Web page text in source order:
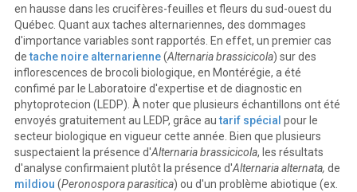
en hausse dans les crucifères-feuilles et fleurs du sud-ouest du
Québec. Quant aux taches alternariennes, des dommages
d'importance variables sont rapportés. En effet, un premier cas
detache noire alternarienne(Alternaria brassicicola) sur des
inflorescences de brocoli biologique, en Montérégie, a été
confimé par le Laboratoire d'expertise et de diagnostic en
phytoprotecion (LEDP). À noter que plusieurs échantillons ont été
envoyés gratuitement au LEDP, grâce autarif spécial pour le
secteur biologique en vigueur cette année. Bien que plusieurs
suspectaient la présence d'Alternaria brassicicola, les résultats
d'analyse confirmaient plutôt la présence d'Alternaria alternata, de
mildiou (Peronospora parasitica) ou d'un problème abiotique (ex.